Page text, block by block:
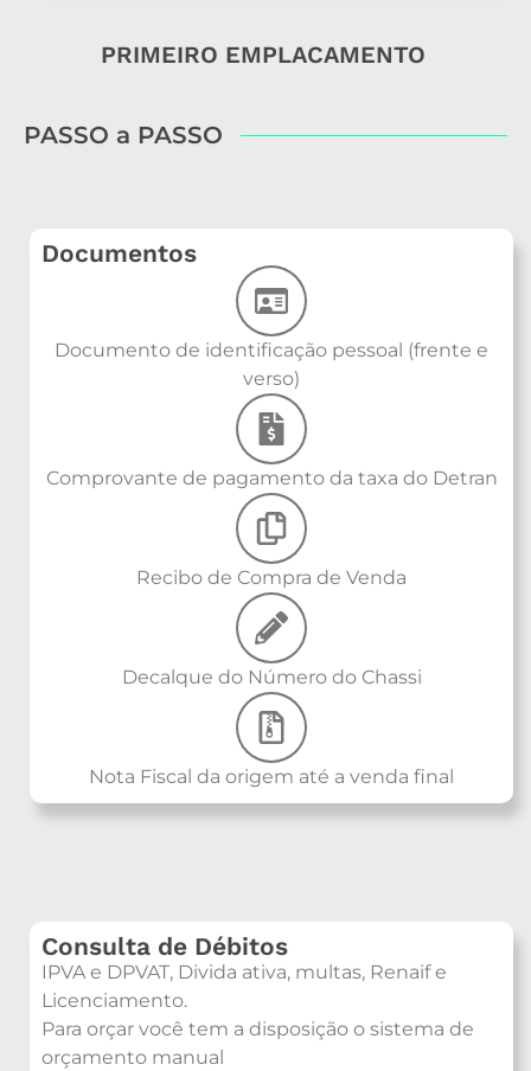
PRIMEIRO EMPLACAMENTO
PASSO a PASSO
Documentos
Documento de identificação pessoal (frente e
verso)
Comprovante de pagamento da taxa do Detran
Recibo de Compra de Venda
Decalque do Número do Chassi
Nota Fiscal da origem até a venda final
Consulta de Débitos
IPVA e DPVAT, Divida ativa, multas, Renaif e
Licenciamento.
Para orçar você tem a disposição o sistema de
orçamento manual